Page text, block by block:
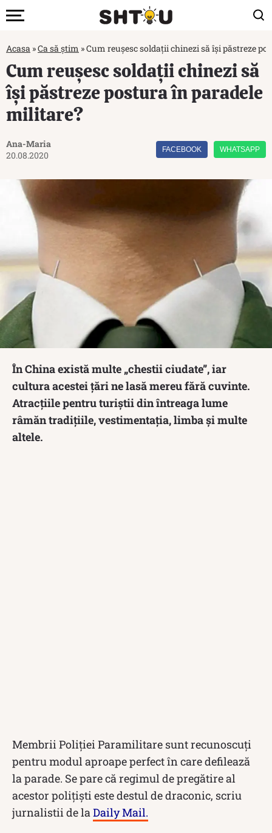
Acasa »Ca să știm »Cum reușesc soldații chinezi să își păstreze
Cum reușesc soldații chinezi să
își păstreze postura în paradele
militare?
Ana-Maria
20.08.2020
FACEBOOK WHATSAPP
În China există multe „chestii ciudate”, iar
cultura acestei țări ne lasă mereu fără cuvinte.
Atracțiile pentru turiștii din întreaga lume
râmăn tradițiile, vestimentația, limba și multe
altele.
Membrii Poliției Paramilitare sunt recunoscuți
pentru modul aproape perfect în care defilează
la parade. Se pare că regimul de pregătire al
acestor polițiști este destul de draconic, scriu
jurnalistii de la Daily Mail.